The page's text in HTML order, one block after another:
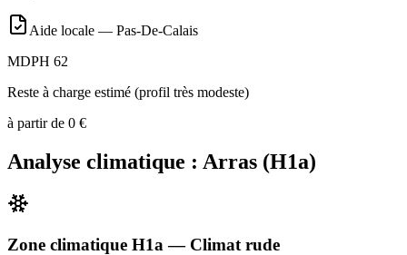
Aide locale — Pas-De-Calais
MDPH 62
Reste à charge estimé (profil très modeste)
à partir de 0 €
Analyse climatique : Arras (H1a)
Zone climatique H1a — Climat rude